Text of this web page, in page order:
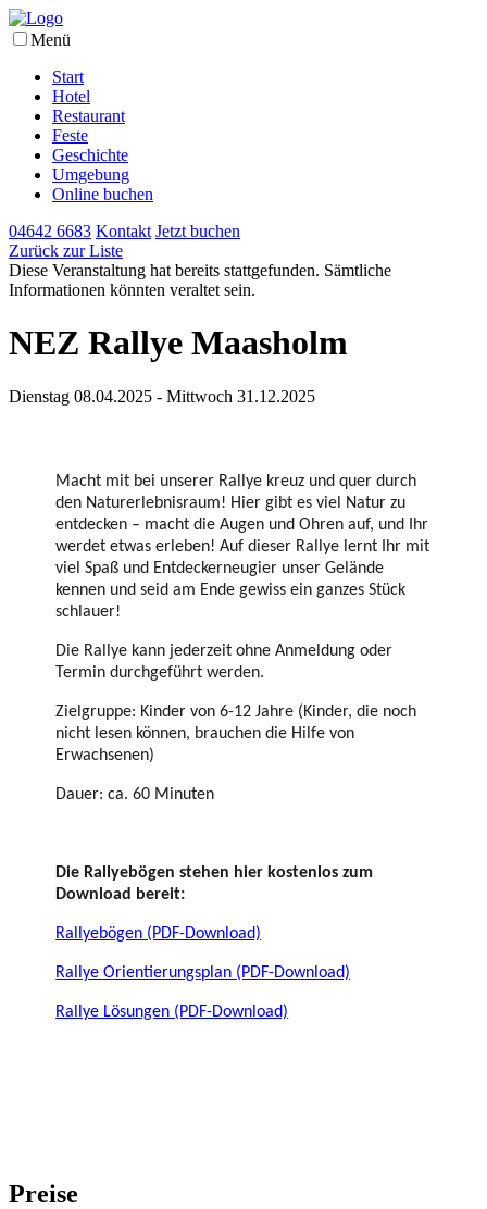
Menü
Start
Hotel
Restaurant
Feste
Geschichte
Umgebung
Online buchen
04642 6683 Kontakt Jetzt buchen
Zurück zur Liste
Diese Veranstaltung hat bereits stattgefunden. Sämtliche
Informationen könnten veraltet sein.
NEZ Rallye Maasholm
Dienstag 08.04.2025 - Mittwoch 31.12.2025
Macht mit bei unserer Rallye kreuz und quer durch
den Naturerlebnisraum! Hier gibt es viel Natur zu
entdecken – macht die Augen und Ohren auf, und Ihr
werdet etwas erleben! Auf dieser Rallye lernt Ihr mit
viel Spaß und Entdeckerneugier unser Gelände
kennen und seid am Ende gewiss ein ganzes Stück
schlauer!
Die Rallye kann jederzeit ohne Anmeldung oder
Termin durchgeführt werden.
Zielgruppe: Kinder von 6-12 Jahre (Kinder, die noch
nicht lesen können, brauchen die Hilfe von
Erwachsenen)
Dauer: ca. 60 Minuten
Die Rallyebögen stehen hier kostenlos zum
Download bereit:
Rallyebögen (PDF-Download)
Rallye Orientierungsplan (PDF-Download)
Rallye Lösungen (PDF-Download)
Preise